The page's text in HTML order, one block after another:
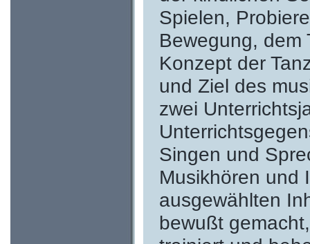
Spielen,
Bewegung, dem
Konzept der
und Ziel des
zwei
Singen und
Musikhören und
ausgewählten
bewußt